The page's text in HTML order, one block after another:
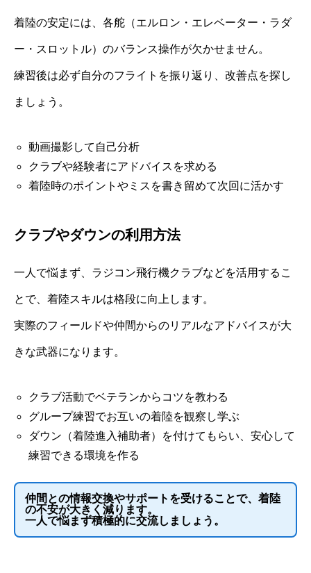
着陸の安定には、各舵（エルロン・エレベーター・ラダ
ー・スロットル）のバランス操作が欠かせません。
練習後は必ず自分のフライトを振り返り、改善点を探し
ましょう。
動画撮影して自己分析
クラブや経験者にアドバイスを求める
着陸時のポイントやミスを書き留めて次回に活かす
クラブやダウンの利用方法
一人で悩まず、ラジコン飛行機クラブなどを活用するこ
とで、着陸スキルは格段に向上します。
実際のフィールドや仲間からのリアルなアドバイスが大
きな武器になります。
クラブ活動でベテランからコツを教わる
グループ練習でお互いの着陸を観察し学ぶ
ダウン（着陸進入補助者）を付けてもらい、安心して
練習できる環境を作る
仲間との情報交換やサポートを受けることで、着陸
の不安が大きく減ります。
一人で悩まず積極的に交流しましょう。